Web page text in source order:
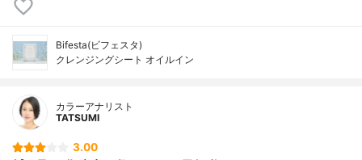
Bifesta(ビフェスタ)
クレンジングシート オイルイン
カラーアナリスト
TATSUMI
3.00